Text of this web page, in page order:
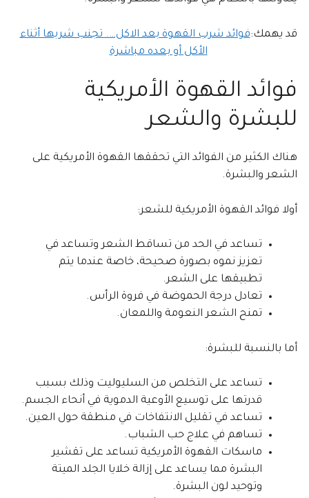
قد يهمك:فوائد شرب القهوة بعد الاكل…. تجنب شربها أثناء
الأكل أو بعده مباشرة
فوائد القهوة الأمريكية
للبشرة والشعر
هناك الكثير من الفوائد التي تحققها القهوة الأمريكية على
الشعر والبشرة.
أولا فوائد القهوة الأمريكية للشعر:
تساعد في الحد من تساقط الشعر وتساعد في
تعزيز نموه بصورة صحيحة، خاصة عندما يتم
تطبيقها على الشعر.
تعادل درجة الحموضة في فروة الرأس.
تمنح الشعر النعومة واللمعان.
أما بالنسبة للبشرة:
تساعد على التخلص من السليوليت وذلك بسبب
قدرتها على توسيع الأوعية الدموية في أنحاء الجسم.
تساعد في تقليل الانتفاخات في منطقة حول العين.
تساهم في علاج حب الشباب.
ماسكات القهوة الأمريكية تساعد على تقشير
البشرة مما يساعد على إزالة خلايا الجلد الميتة
وتوحيد لون البشرة.